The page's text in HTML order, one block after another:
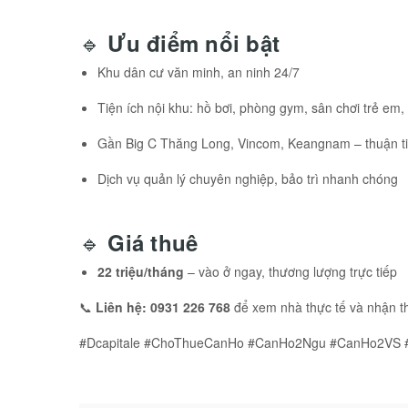
🔹 Ưu điểm nổi bật
Khu dân cư văn minh, an ninh 24/7
Tiện ích nội khu: hồ bơi, phòng gym, sân chơi trẻ
Gần Big C Thăng Long, Vincom, Keangnam – thuận
Dịch vụ quản lý chuyên nghiệp, bảo trì nhanh chóng
🔹 Giá thuê
22 triệu/tháng – vào ở ngay, thương lượng trực tiếp
📞 Liên hệ: 0931 226 768 để xem nhà thực tế và nhận
#Dcapitale #ChoThueCanHo #CanHo2Ngu